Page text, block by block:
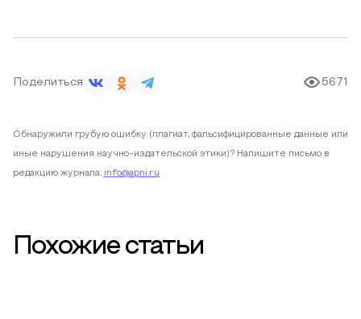
Поделиться 5671
Обнаружили грубую ошибку (плагиат, фальсифицированные данные или
иные нарушения научно-издательской этики)? Напишите письмо в
редакцию журнала: info@apni.ru
Похожие статьи